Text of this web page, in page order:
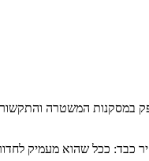
במסקנות המשטרה
כבד: ככל שהוא מעמיק